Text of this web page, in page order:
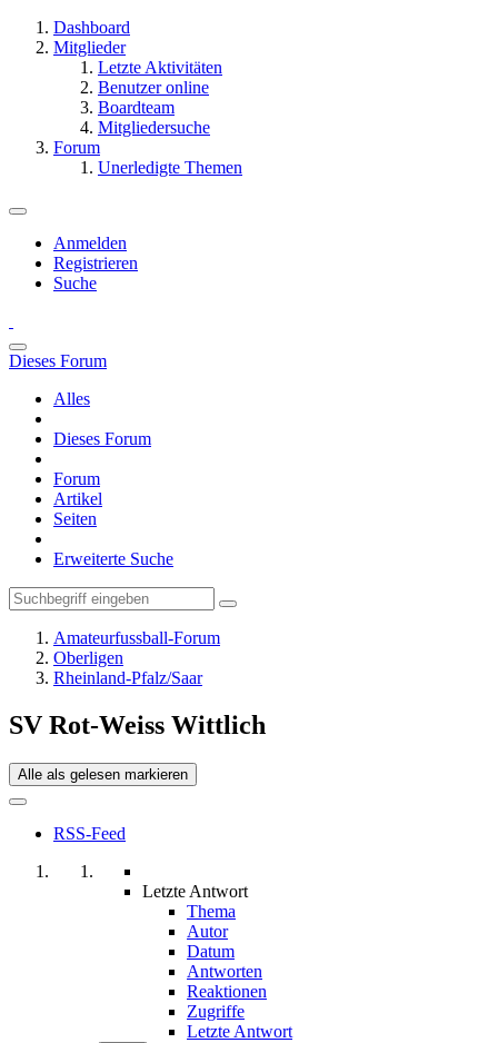
Dashboard
Mitglieder
Letzte Aktivitäten
Benutzer online
Boardteam
Mitgliedersuche
Forum
Unerledigte Themen
Anmelden
Registrieren
Suche
Dieses Forum
Alles
Dieses Forum
Forum
Artikel
Seiten
Erweiterte Suche
Amateurfussball-Forum
Oberligen
Rheinland-Pfalz/Saar
SV Rot-Weiss Wittlich
Alle als gelesen markieren
RSS-Feed
Letzte Antwort
Thema
Autor
Datum
Antworten
Reaktionen
Zugriffe
Letzte Antwort